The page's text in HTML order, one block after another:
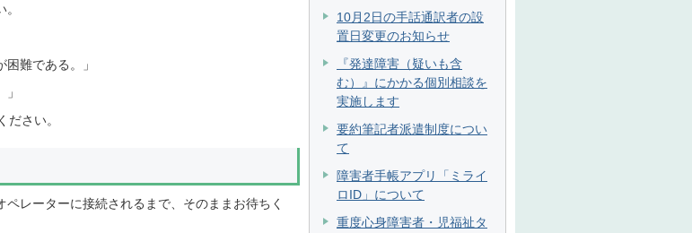
難である。」
」
さい。
レーターに接続されるまで、そのままお待ちく
10月2日の手話通訳者の設
置日変更のお知らせ
『発達障害（疑いも含
む）』にかかる個別相談を
実施します
要約筆記者派遣制度につい
て
障害者手帳アプリ「ミライ
ロID」について
重度心身障害者・児福祉タ